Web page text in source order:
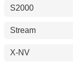
S2000
Stream
X-NV